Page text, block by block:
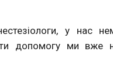
у нас
допомогу ми